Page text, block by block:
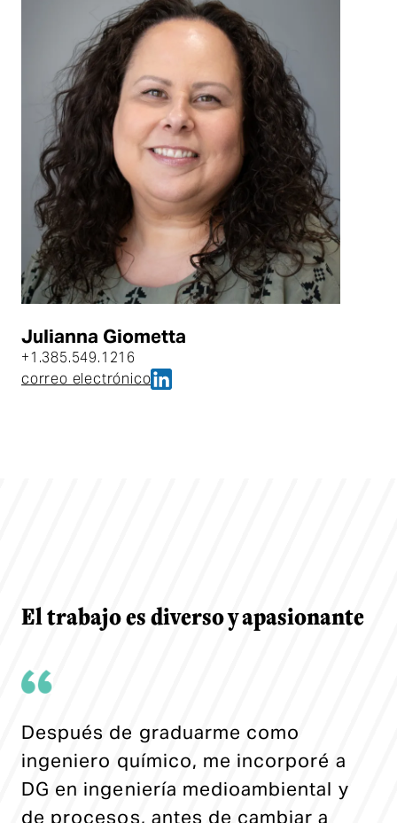
Julianna Giometta
+1.385.549.1216
correo electrónicoJulianna Giometta en LinkedIn
El trabajo es diverso y apasionante
Después de graduarme como
ingeniero químico, me incorporé a
DG en ingeniería medioambiental y
de procesos, antes de cambiar a